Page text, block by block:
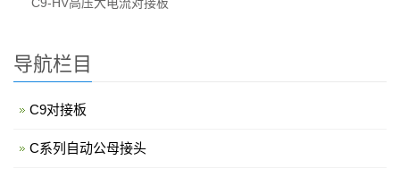
导航栏目
C9对接板
C系列自动公母接头